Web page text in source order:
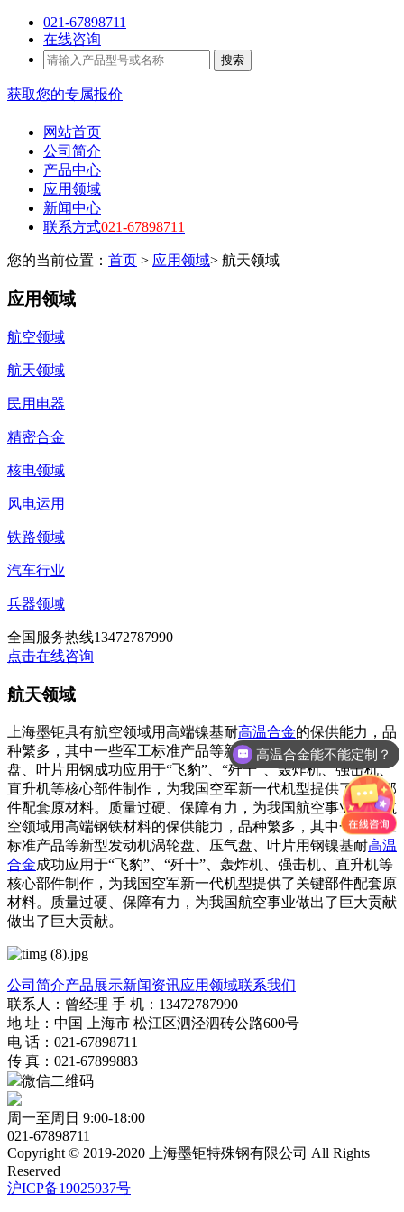
021-67898711
在线咨询
搜索
获取您的专属报价
网站首页
公司简介
产品中心
应用领域
新闻中心
联系方式021-67898711
您的当前位置： 首页 > 应用领域> 航天领域
应用领域
航空领域
航天领域
民用电器
精密合金
核电领域
风电运用
铁路领域
汽车行业
兵器领域
全国服务热线13472787990
点击在线咨询
航天领域
上海墨钜具有航空领域用高端镍基耐高温合金的保供能力，品
种繁多，其中一些军工标准产品等新型发动机涡轮盘、压气
盘、叶片用钢成功应用于“飞豹”、“歼十”、轰炸机、强击机、
直升机等核心部件制作，为我国空军新一代机型提供了关键部
件配套原材料。质量过硬、保障有力，为我国航空事业具有航
空领域用高端钢铁材料的保供能力，品种繁多，其中一些军工
标准产品等新型发动机涡轮盘、压气盘、叶片用钢镍基耐高温
合金成功应用于“飞豹”、“歼十”、轰炸机、强击机、直升机等
核心部件制作，为我国空军新一代机型提供了关键部件配套原
材料。质量过硬、保障有力，为我国航空事业做出了巨大贡献
做出了巨大贡献。
公司简介产品展示新闻资讯应用领域联系我们
联系人：曾经理 手 机：13472787990
地 址：中国 上海市 松江区泗泾泗砖公路600号
电 话：021-67898711
传 真：021-67899883
微信二维码
周一至周日 9:00-18:00
021-67898711
Copyright © 2019-2020 上海墨钜特殊钢有限公司 All Rights
Reserved
沪ICP备19025937号
高温合金能不能定制？